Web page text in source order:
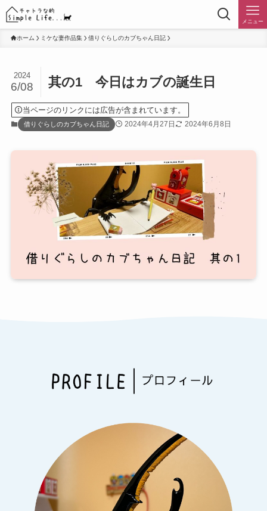
メニュー
ホーム ミケな妻作品集 借りぐらしのカブちゃん日記
其の1 今日はカブの誕生日
2024
6/08
当ページのリンクには広告が含まれています。
借りぐらしのカブちゃん日記 2024年4月27日 2024年6月8日